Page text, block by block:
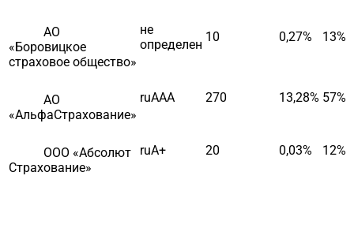
АО
«Боровицкое
страховое общество»
не
определен
10 0,27% 13%
АО
«АльфаСтрахование»
ruAAA 270 13,28% 57%
ООО «Абсолют
Страхование»
ruA+ 20 0,03% 12%